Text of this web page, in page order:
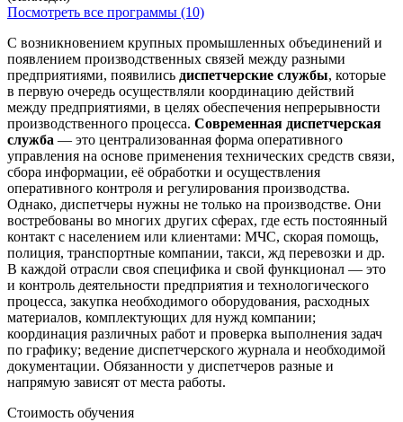
Посмотреть все программы (10)
С возникновением крупных промышленных объединений и
появлением производственных связей между разными
предприятиями, появились диспетчерские службы, которые
в первую очередь осуществляли координацию действий
между предприятиями, в целях обеспечения непрерывности
производственного процесса. Современная диспетчерская
служба — это централизованная форма оперативного
управления на основе применения технических средств связи,
сбора информации, её обработки и осуществления
оперативного контроля и регулирования производства.
Однако, диспетчеры нужны не только на производстве. Они
востребованы во многих других сферах, где есть постоянный
контакт с населением или клиентами: МЧС, скорая помощь,
полиция, транспортные компании, такси, жд перевозки и др.
В каждой отрасли своя специфика и свой функционал — это
и контроль деятельности предприятия и технологического
процесса, закупка необходимого оборудования, расходных
материалов, комплектующих для нужд компании;
координация различных работ и проверка выполнения задач
по графику; ведение диспетчерского журнала и необходимой
документации. Обязанности у диспетчеров разные и
напрямую зависят от места работы.
Стоимость обучения